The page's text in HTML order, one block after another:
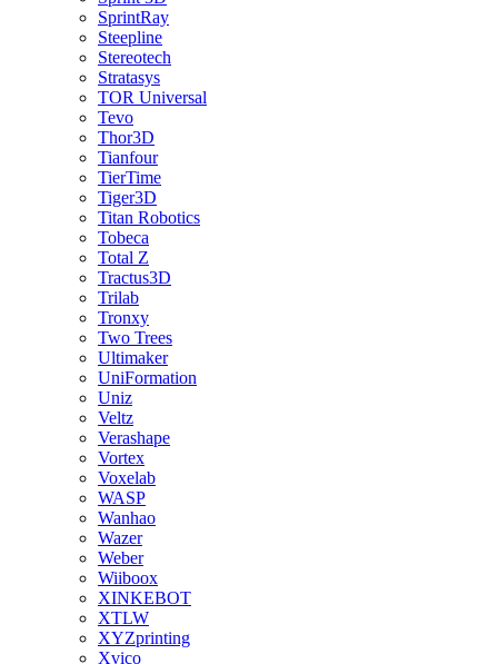
SprintRay
Steepline
Stereotech
Stratasys
TOR Universal
Tevo
Thor3D
Tianfour
TierTime
Tiger3D
Titan Robotics
Tobeca
Total Z
Tractus3D
Trilab
Tronxy
Two Trees
Ultimaker
UniFormation
Uniz
Veltz
Verashape
Vortex
Voxelab
WASP
Wanhao
Wazer
Weber
Wiiboox
XINKEBOT
XTLW
XYZprinting
Xvico